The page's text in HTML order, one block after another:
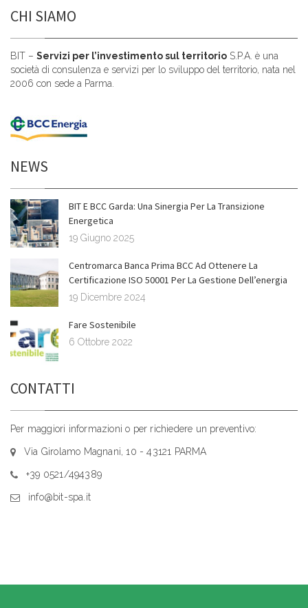
CHI SIAMO
BIT – Servizi per l’investimento sul territorio S.P.A. è una
società di consulenza e servizi per lo sviluppo del territorio, nata nel
2006 con sede a Parma.
NEWS
BIT E BCC Garda: Una Sinergia Per La Transizione
Energetica
19 Giugno 2025
Centromarca Banca Prima BCC Ad Ottenere La
Certificazione ISO 50001 Per La Gestione Dell’energia
19 Dicembre 2024
Fare Sostenibile
6 Ottobre 2022
CONTATTI
Per maggiori informazioni o per richiedere un preventivo:
Via Girolamo Magnani, 10 - 43121 PARMA
+39 0521/494389
info@bit-spa.it